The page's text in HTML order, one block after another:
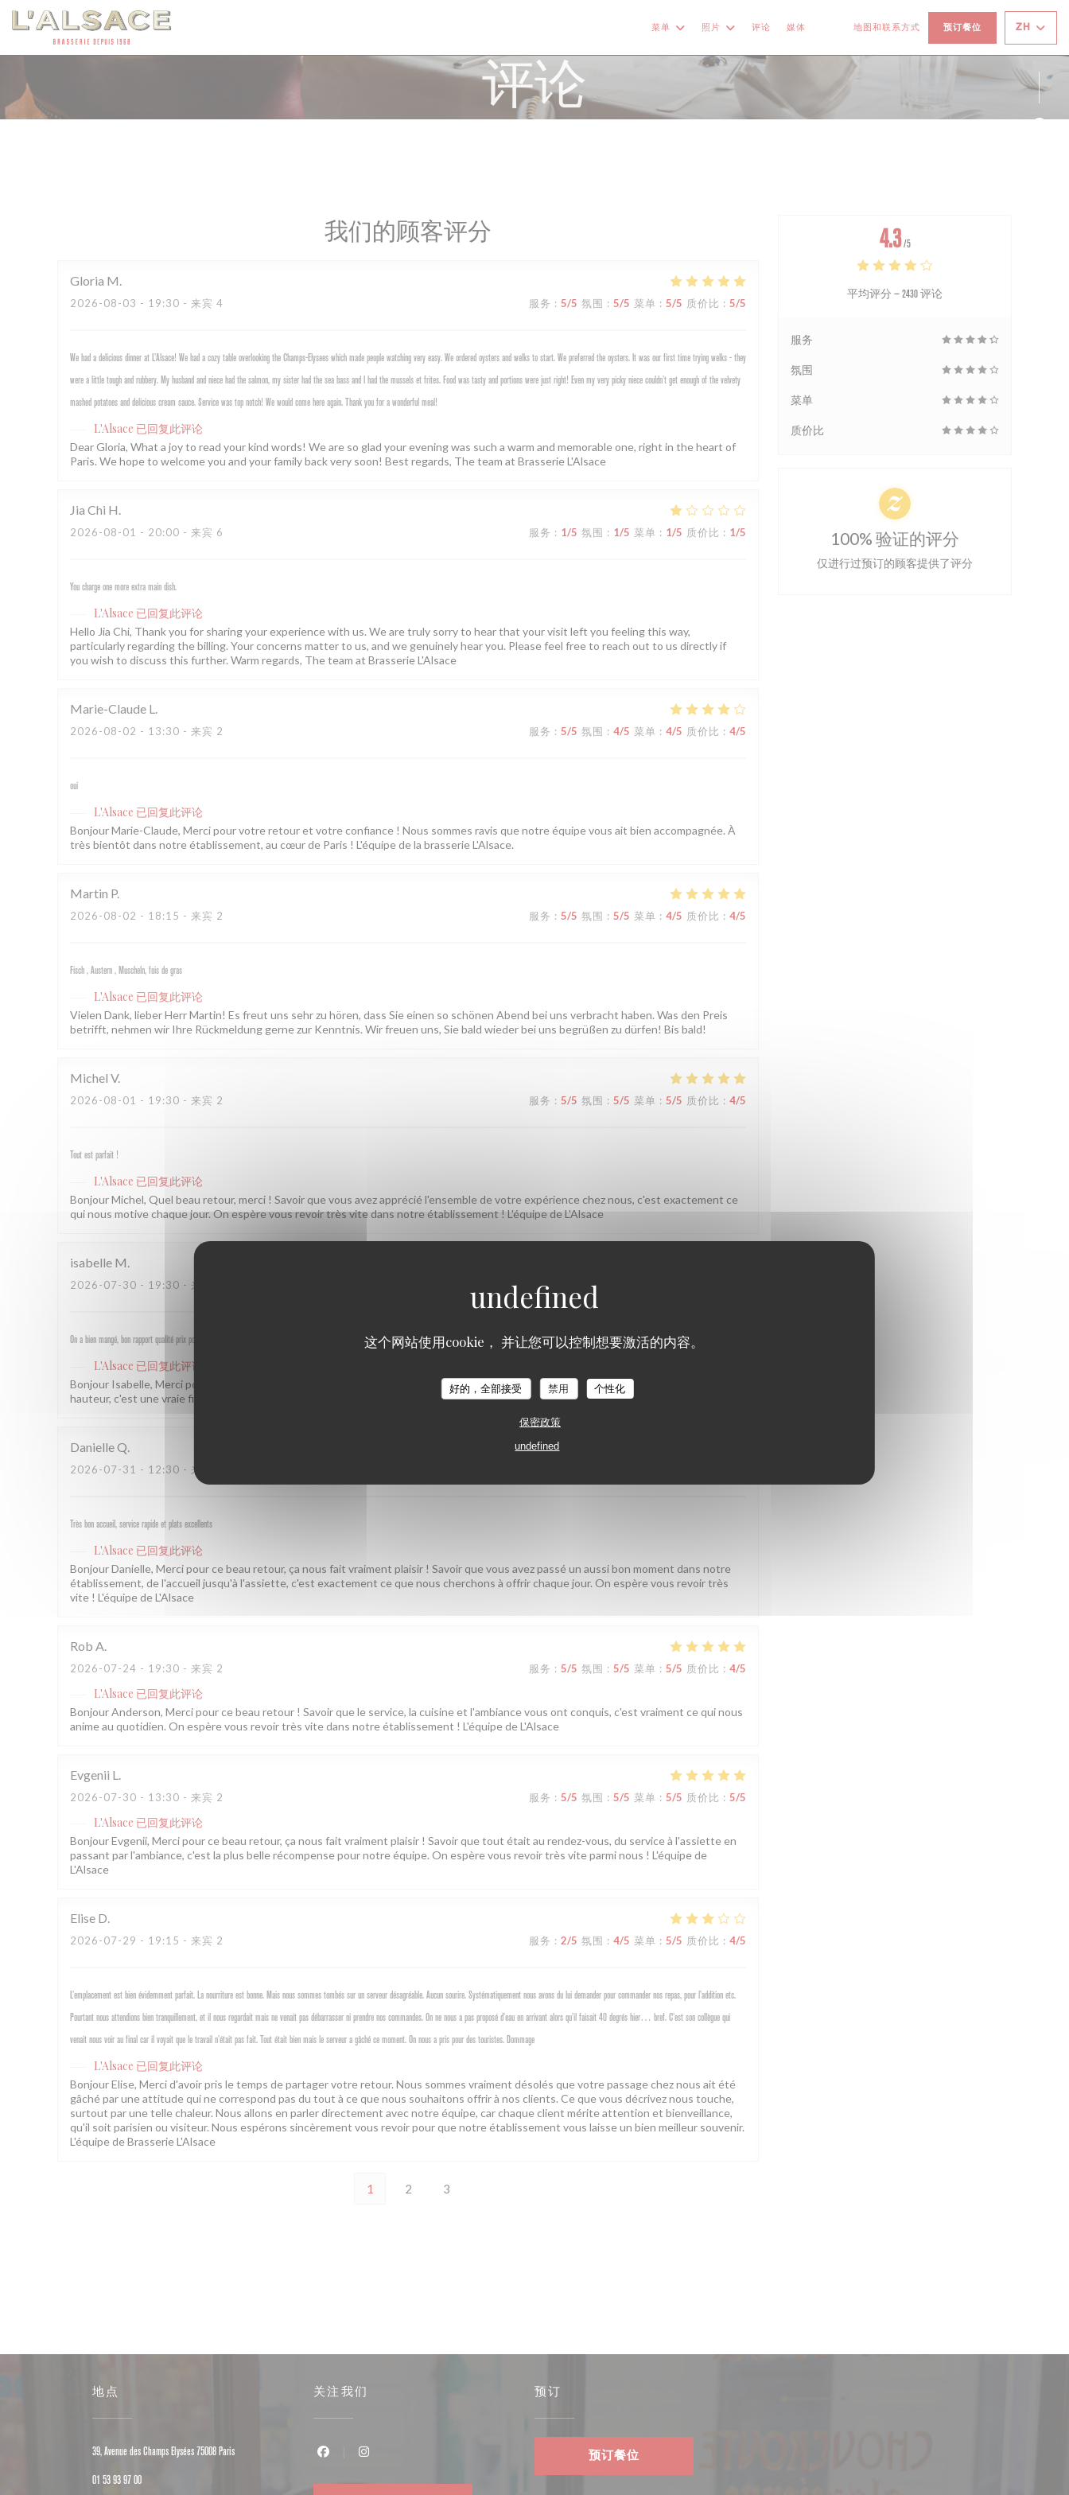
Cookie管理面板
这个网站使用cookie， 并让您可以控制想要激活的内容。
好的，全部接受 禁用 个性化
保密政策
undefined
菜单 照片 评论
媒体
地图和联系方式 预订餐位 ZH
评论
我们的顾客评分
Gloria M
2026-08-03 - 19:30 - 来宾 4 服务 : 5/5 氛围 : 5/5 菜单 : 5/5 质价比 : 5/5
We had a delicious dinner at L’Alsace! We had a cozy table overlooking the Champs-Elysees which made people watching very easy. We ordered oysters and welks to start. We preferred the oysters. It was our first time trying welks - they
were a little tough and rubbery. My husband and niece had the salmon, my sister had the sea bass and I had the mussels et frites. Food was tasty and portions were just right! Even my very picky niece couldn’t get enough of the velvety
mashed potatoes and delicious cream sauce. Service was top notch! We would come here again. Thank you for a wonderful meal!
L'Alsace 已回复此评论
Dear Gloria, What a joy to read your kind words! We are so glad your evening was such a warm and memorable one, right in the heart of
Paris. We hope to welcome you and your family back very soon! Best regards, The team at Brasserie L'Alsace
Jia Chi H
2026-08-01 - 20:00 - 来宾 6 服务 : 1/5 氛围 : 1/5 菜单 : 1/5 质价比 : 1/5
You charge one more extra main dish.
L'Alsace 已回复此评论
Hello Jia Chi, Thank you for sharing your experience with us. We are truly sorry to hear that your visit left you feeling this way,
particularly regarding the billing. Your concerns matter to us, and we genuinely hear you. Please feel free to reach out to us directly if
you wish to discuss this further. Warm regards, The team at Brasserie L'Alsace
Marie-Claude L
2026-08-02 - 13:30 - 来宾 2 服务 : 5/5 氛围 : 4/5 菜单 : 4/5 质价比 : 4/5
oui
L'Alsace 已回复此评论
Bonjour Marie-Claude, Merci pour votre retour et votre confiance ! Nous sommes ravis que notre équipe vous ait bien accompagnée. À
très bientôt dans notre établissement, au cœur de Paris ! L'équipe de la brasserie L'Alsace.
Martin P
2026-08-02 - 18:15 - 来宾 2 服务 : 5/5 氛围 : 5/5 菜单 : 4/5 质价比 : 4/5
Fisch , Austern , Muscheln, fois de gras
L'Alsace 已回复此评论
Vielen Dank, lieber Herr Martin! Es freut uns sehr zu hören, dass Sie einen so schönen Abend bei uns verbracht haben. Was den Preis
betrifft, nehmen wir Ihre Rückmeldung gerne zur Kenntnis. Wir freuen uns, Sie bald wieder bei uns begrüßen zu dürfen! Bis bald!
Michel V
2026-08-01 - 19:30 - 来宾 2 服务 : 5/5 氛围 : 5/5 菜单 : 5/5 质价比 : 4/5
Tout est parfait !
L'Alsace 已回复此评论
Bonjour Michel, Quel beau retour, merci ! Savoir que vous avez apprécié l'ensemble de votre expérience chez nous, c'est exactement ce
qui nous motive chaque jour. On espère vous revoir très vite dans notre établissement ! L'équipe de L'Alsace
isabelle M
2026-07-30 - 19:30 - 来宾 4 服务 氛围
On a bien mangé, bon rapport qualité prix pour les champs, très bel emplacement, peu d attente, personnel sympathique et efficace.
L'Alsace 已回复此评论
Bonjour Isabelle, Merci pour ce beau retour ! Savoir que vous avez passé un bon moment près des Champs et que notre équipe a été à la
hauteur, c'est une vraie fierté pour nous. À très bientôt ! L'équipe de L'Alsace
DanielleQ
2026-07-31 - 12:30 - 来宾 3
Très bon accueil, service rapide et plats excellents
L'Alsace 已回复此评论
Bonjour Danielle, Merci pour ce beau retour, ça nous fait vraiment plaisir ! Savoir que vous avez passé un aussi bon moment dans notre
établissement, de l'accueil jusqu'à l'assiette, c'est exactement ce que nous cherchons à offrir chaque jour. On espère vous revoir très
vite ! L'équipe de L'Alsace
Rob A
2026-07-24 - 19:30 - 来宾 2 服务 : 5/5 氛围 : 5/5 菜单 : 5/5 质价比 : 4/5
L'Alsace 已回复此评论
Bonjour Anderson, Merci pour ce beau retour ! Savoir que le service, la cuisine et l'ambiance vous ont conquis, c'est vraiment ce qui nous
anime au quotidien. On espère vous revoir très vite dans notre établissement ! L'équipe de L'Alsace
Evgenii L
2026-07-30 - 13:30 - 来宾 2 服务 : 5/5 氛围 : 5/5 菜单 : 5/5 质价比 : 5/5
L'Alsace 已回复此评论
Bonjour Evgenii, Merci pour ce beau retour, ça nous fait vraiment plaisir ! Savoir que tout était au rendez-vous, du service à l'assiette en
passant par l'ambiance, c'est la plus belle récompense pour notre équipe. On espère vous revoir très vite parmi nous ! L'équipe de
L'Alsace
Elise D
2026-07-29 - 19:15 - 来宾 2 服务 : 2/5 氛围 : 4/5 菜单 : 5/5 质价比 : 4/5
L’emplacement est bien évidemment parfait. La nourriture est bonne. Mais nous sommes tombés sur un serveur désagréable. Aucun sourire. Systématiquement nous avons du lui demander pour commander nos repas, pour l’addition etc.
Pourtant nous attendions bien tranquillement, et il nous regardait mais ne venait pas débarrasser ni prendre nos commandes. On ne nous a pas proposé d’eau en arrivant alors qu’il faisait 40 degrés hier… bref. C’est son collègue qui
venait nous voir au final car il voyait que le travail n’était pas fait. Tout était bien mais le serveur a gâché ce moment. On nous a pris pour des touristes. Dommage
L'Alsace 已回复此评论
Bonjour Elise, Merci d'avoir pris le temps de partager votre retour. Nous sommes vraiment désolés que votre passage chez nous ait été
gâché par une attitude qui ne correspond pas du tout à ce que nous souhaitons offrir à nos clients. Ce que vous décrivez nous touche,
surtout par une telle chaleur. Nous allons en parler directement avec notre équipe, car chaque client mérite attention et bienveillance,
qu'il soit parisien ou visiteur. Nous espérons sincèrement vous revoir pour que notre établissement vous laisse un bien meilleur souvenir.
L'équipe de Brasserie L'Alsace
1 2 3
4.3 /5
平均评分 — 2430 评论
服务
氛围
菜单
质价比
100% 验证的评分
仅进行过预订的顾客提供了评分
地点
39, Avenue des Champs Elysées 75008 Paris((在新窗口中打开))
01 53 93 97 00
关注我们 预订
预订餐位